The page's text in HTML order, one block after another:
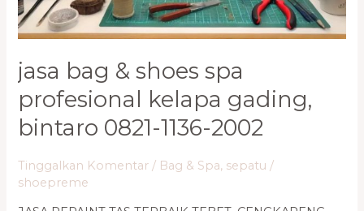
jasa bag & shoes spa
profesional kelapa gading,
bintaro 0821-1136-2002
Tinggalkan Komentar / Bag & Spa, sepatu /
shoepreme